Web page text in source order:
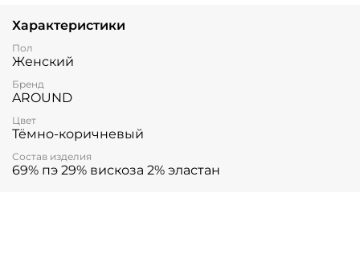
Характеристики
Пол
Женский
Бренд
AROUND
Цвет
Тёмно-коричневый
Состав изделия
69% пэ 29% вискоза 2% эластан